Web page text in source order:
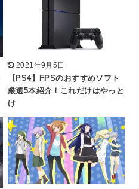
2021年9月5日
【PS4】FPSのおすすめソフト
厳選5本紹介！これだけはやっと
け